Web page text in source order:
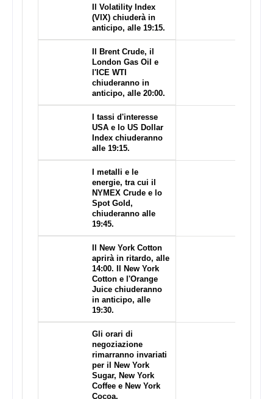
ADS
Il Volatility Index
(VIX) chiuderà in
anticipo, alle 19:15.
Il Brent Crude, il
London Gas Oil e
l'ICE WTI
chiuderanno in
anticipo, alle 20:00.
I tassi d'interesse
USA e lo US Dollar
Index chiuderanno
alle 19:15.
I metalli e le
energie, tra cui il
NYMEX Crude e lo
Spot Gold,
chiuderanno alle
19:45.
Il New York Cotton
aprirà in ritardo, alle
14:00. Il New York
Cotton e l'Orange
Juice chiuderanno
in anticipo, alle
19:30.
Gli orari di
negoziazione
rimarranno invariati
per il New York
Sugar, New York
Coffee e New York
Cocoa.